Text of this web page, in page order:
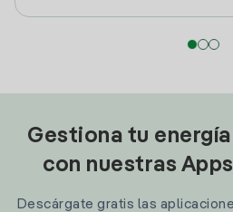
Gestiona tu
con nuestras
Descárgate gratis las